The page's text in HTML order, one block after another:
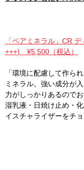
「ベアミネラル」CR
+++) ¥5,500（税込）
「環境に配慮して作ら
ミネラル。強い成分が
力がしっかりあるので
湿乳液・日焼け止め・
イスチャライザーをチョ